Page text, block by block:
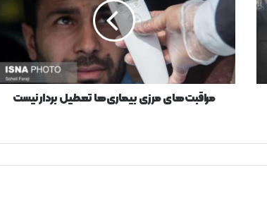
ه
ا
ی
ی
مراقبت‌های مرزی بیماری‌ها تعطیل بردار نیست